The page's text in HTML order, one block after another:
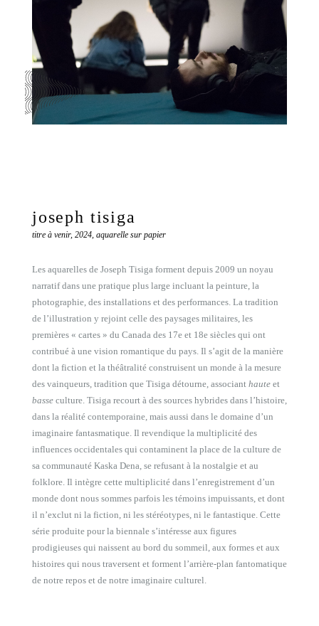
joseph tisiga
titre à venir, 2024, aquarelle sur papier
Les aquarelles de Joseph Tisiga forment depuis 2009 un noyau
narratif dans une pratique plus large incluant la peinture, la
photographie, des installations et des performances. La tradition
de l’illustration y rejoint celle des paysages militaires, les
premières « cartes » du Canada des 17e et 18e siècles qui ont
contribué à une vision romantique du pays. Il s’agit de la manière
dont la fiction et la théâtralité construisent un monde à la mesure
des vainqueurs, tradition que Tisiga détourne, associant haute et
basse culture. Tisiga recourt à des sources hybrides dans l’histoire,
dans la réalité contemporaine, mais aussi dans le domaine d’un
imaginaire fantasmatique. Il revendique la multiplicité des
influences occidentales qui contaminent la place de la culture de
sa communauté Kaska Dena, se refusant à la nostalgie et au
folklore. Il intègre cette multiplicité dans l’enregistrement d’un
monde dont nous sommes parfois les témoins impuissants, et dont
il n’exclut ni la fiction, ni les stéréotypes, ni le fantastique. Cette
série produite pour la biennale s’intéresse aux figures
prodigieuses qui naissent au bord du sommeil, aux formes et aux
histoires qui nous traversent et forment l’arrière-plan fantomatique
de notre repos et de notre imaginaire culturel.